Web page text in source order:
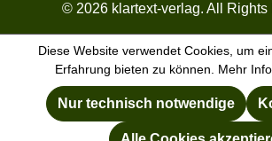
© 2026 klartext-verlag. All Rights
Diese Website verwendet Cookies, um
Erfahrung bieten zu können. Mehr
Nur technisch notwendige